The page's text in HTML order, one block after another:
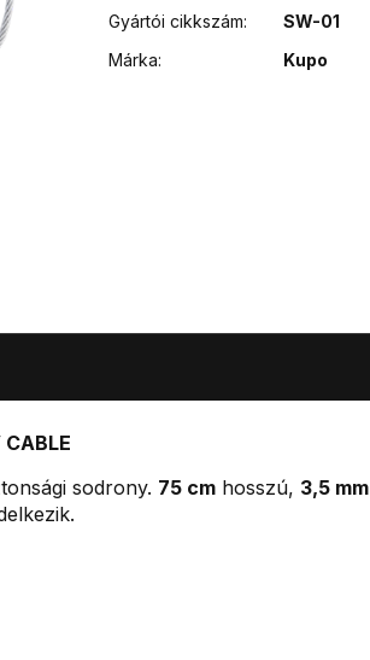
Gyártói cikkszám:
SW-01
Márka:
Kupo
sodrony. 75 cm hosszú, 3,5 mm